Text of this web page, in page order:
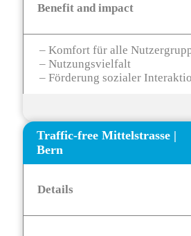
Benefit and impact
– Komfort für alle
– Nutzungsvielfalt
– Förderung sozialer
Traffic-free Mittelstrasse |
Bern
Details